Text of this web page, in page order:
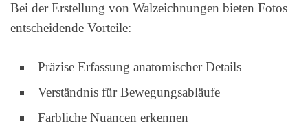
Bei der Erstellung von Walzeichnungen bieten Fotos
entscheidende Vorteile:
Präzise Erfassung anatomischer Details
Verständnis für Bewegungsabläufe
Farbliche Nuancen erkennen